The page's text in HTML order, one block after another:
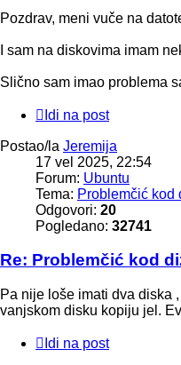
Pozdrav, meni vuče na
I sam na diskovima imam
Slično sam imao problema
Idi na post
Postao/la Jeremija
17 vel 2025, 22:54
Forum: Ubuntu
Tema: Problemčić kod
Odgovori: 20
Pogledano: 32741
Re: Problemčić kod
Pa nije loše imati dva diska
vanjskom disku kopiju jel.
Idi na post